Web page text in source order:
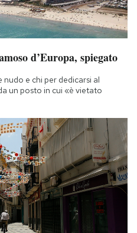
d’Europa, spiegato
nudo e chi per dedicarsi al
un posto in cui «è vietato